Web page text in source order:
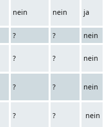
nein nein ja
? ? nein
? ? nein
? ? nein
? ? nein